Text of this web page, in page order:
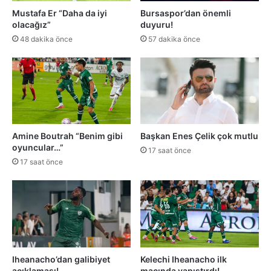
Mustafa Er “Daha da iyi
olacağız”
48 dakika önce
Bursaspor’dan önemli
duyuru!
57 dakika önce
Amine Boutrah “Benim gibi
oyuncular…”
17 saat önce
Başkan Enes Çelik çok mutlu
17 saat önce
Iheanacho’dan galibiyet
Kelechi Iheanacho ilk